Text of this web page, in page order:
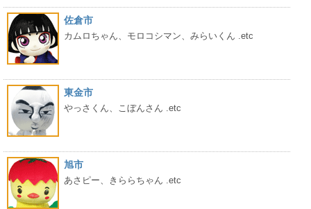
佐倉市
カムロちゃん、モロコシマン、みらいくん .etc
東金市
やっさくん、こぼんさん .etc
旭市
あさピー、きららちゃん .etc